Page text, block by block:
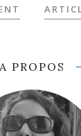
A PROPOS